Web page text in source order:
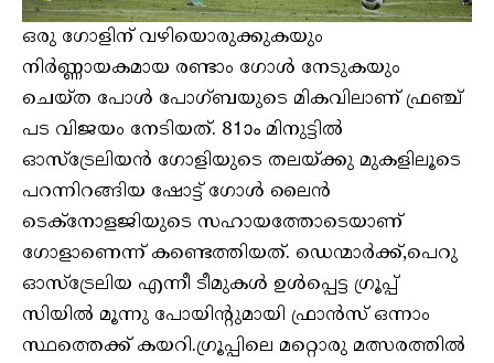
ഒരു ഗോളിന് വഴിയൊരുക്കുകയും
നിർണ്ണായകമായ രണ്ടാം ഗോൾ നേടുകയും
ചെയ്ത പോൾ പോഗ്ബയുടെ മികവിലാണ് ഫ്രഞ്ച്
പട വിജയം നേടിയത്. 81ാം മിനുട്ടിൽ
ഓസ്‌ട്രേലിയൻ ഗോളിയുടെ തലയ്ക്കു മുകളിലൂടെ
പറന്നിറങ്ങിയ ഷോട്ട് ഗോൾ ലൈൻ
ടെക്നോളജിയുടെ സഹായത്തോടെയാണ്
ഗോളാണെന്ന് കണ്ടെത്തിയത്. ഡെന്മാർക്ക്,പെറു
ഓസ്‌ട്രേലിയ എന്നീ ടീമുകൾ ഉൾപ്പെട്ട ഗ്രൂപ്പ്
സിയിൽ മൂന്നു പോയിന്റുമായി ഫ്രാൻസ് ഒന്നാം
സ്ഥത്തെക്ക് കയറി.ഗ്രൂപ്പിലെ മറ്റൊരു മത്സരത്തിൽ